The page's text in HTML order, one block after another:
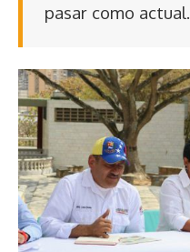
pasar como actual.